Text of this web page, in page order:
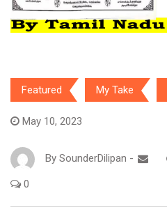
Featured My Take
May 10, 2023
By SounderDilipan -
0